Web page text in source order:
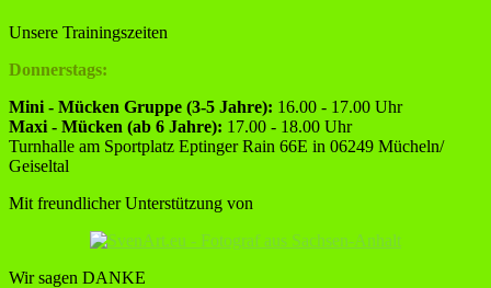
Unsere Trainingszeiten
Donnerstags:
Mini - Mücken Gruppe (3-5 Jahre): 16.00 - 17.00 Uhr
Maxi - Mücken (ab 6 Jahre): 17.00 - 18.00 Uhr
Turnhalle am Sportplatz Eptinger Rain 66E in 06249 Mücheln/
Geiseltal
Mit freundlicher Unterstützung von
Wir sagen DANKE